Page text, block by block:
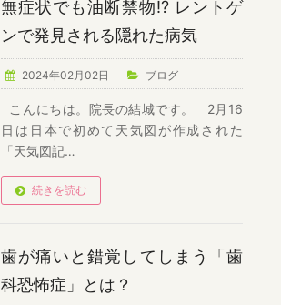
無症状でも油断禁物!? レントゲ
ンで発見される隠れた病気
2024年02月02日 ブログ
こんにちは。院長の結城です。 2月16
日は日本で初めて天気図が作成された
「天気図記…
続きを読む
歯が痛いと錯覚してしまう「歯
科恐怖症」とは？